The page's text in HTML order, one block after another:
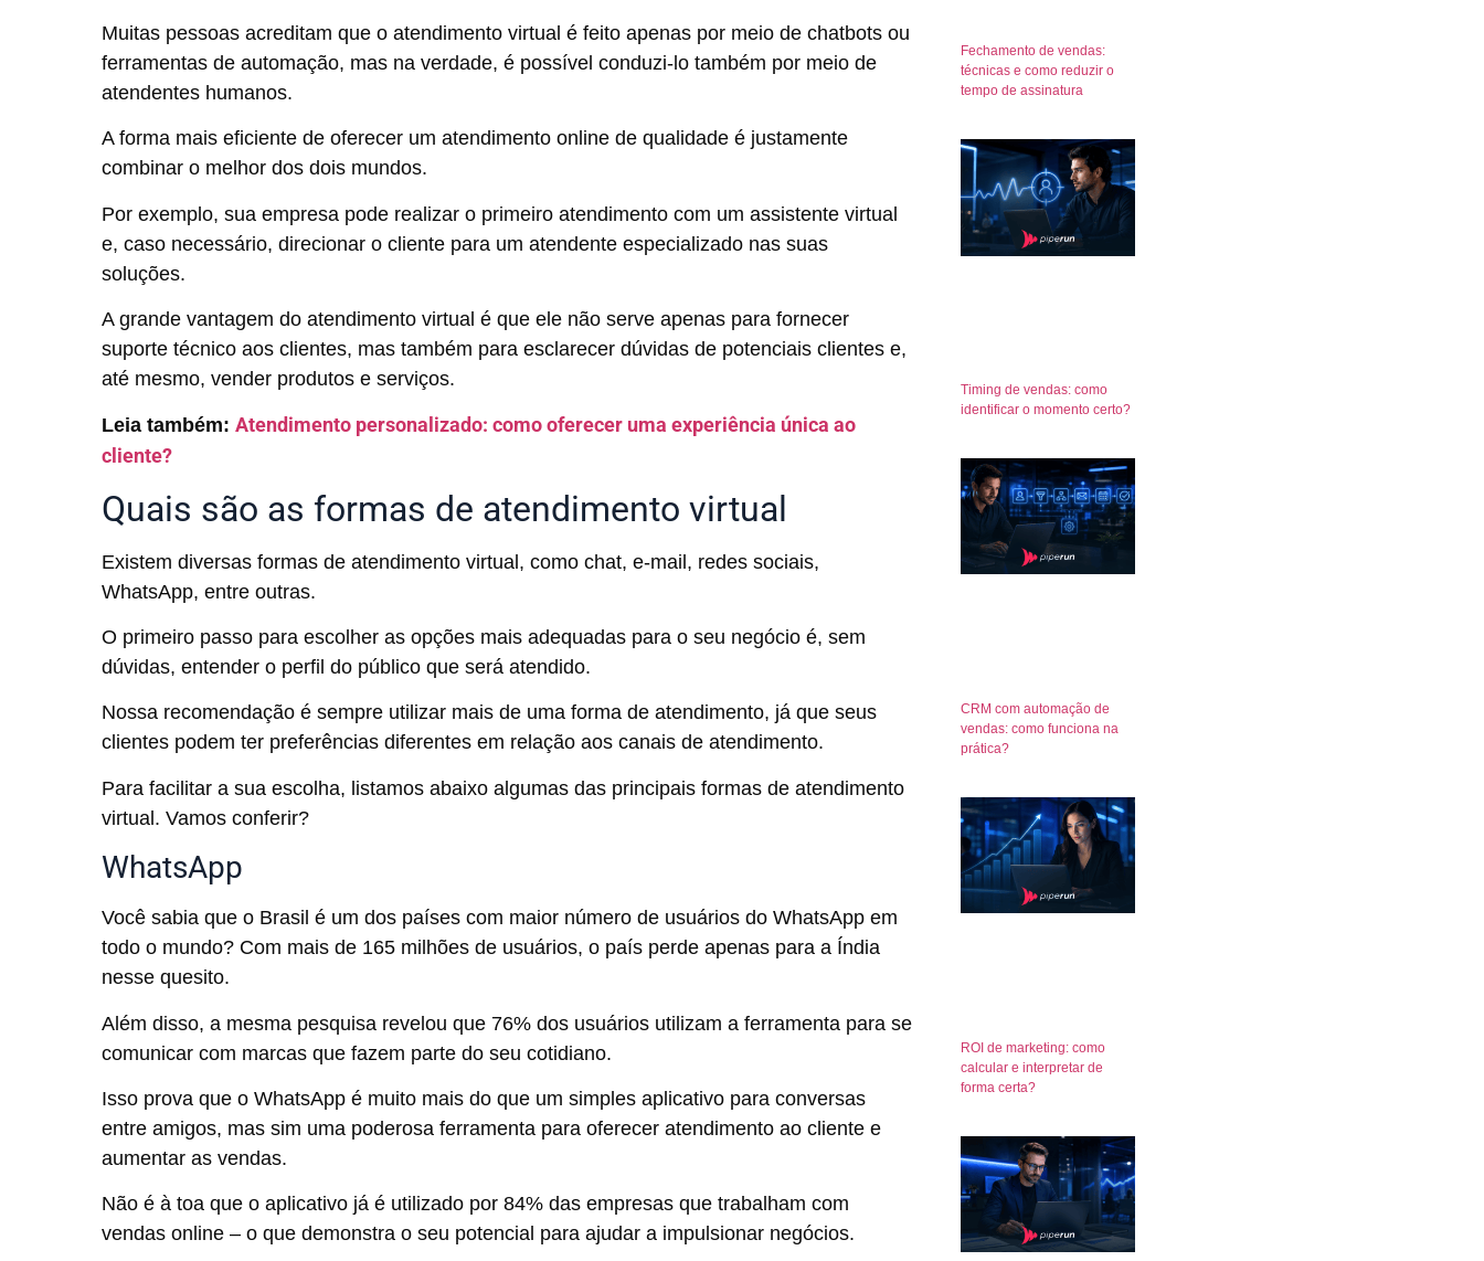
Muitas pessoas acreditam que o atendimento virtual é feito apenas por meio de chatbots ou
ferramentas de automação, mas na verdade, é possível conduzi-lo também por meio de
atendentes humanos.
A forma mais eficiente de oferecer um atendimento online de qualidade é justamente
combinar o melhor dos dois mundos.
Por exemplo, sua empresa pode realizar o primeiro atendimento com um assistente virtual
e, caso necessário, direcionar o cliente para um atendente especializado nas suas
soluções.
A grande vantagem do atendimento virtual é que ele não serve apenas para fornecer
suporte técnico aos clientes, mas também para esclarecer dúvidas de potenciais clientes e,
até mesmo, vender produtos e serviços.
Leia também: Atendimento personalizado: como oferecer uma experiência única ao
cliente?
Quais são as formas de atendimento virtual
Existem diversas formas de atendimento virtual, como chat, e-mail, redes sociais,
WhatsApp, entre outras.
O primeiro passo para escolher as opções mais adequadas para o seu negócio é, sem
dúvidas, entender o perfil do público que será atendido.
Nossa recomendação é sempre utilizar mais de uma forma de atendimento, já que seus
clientes podem ter preferências diferentes em relação aos canais de atendimento.
Para facilitar a sua escolha, listamos abaixo algumas das principais formas de atendimento
virtual. Vamos conferir?
WhatsApp
Você sabia que o Brasil é um dos países com maior número de usuários do WhatsApp em
todo o mundo? Com mais de 165 milhões de usuários, o país perde apenas para a Índia
nesse quesito.
Além disso, a mesma pesquisa revelou que 76% dos usuários utilizam a ferramenta para se
comunicar com marcas que fazem parte do seu cotidiano.
Isso prova que o WhatsApp é muito mais do que um simples aplicativo para conversas
entre amigos, mas sim uma poderosa ferramenta para oferecer atendimento ao cliente e
aumentar as vendas.
Não é à toa que o aplicativo já é utilizado por 84% das empresas que trabalham com
vendas online – o que demonstra o seu potencial para ajudar a impulsionar negócios.
Fechamento de vendas:
técnicas e como reduzir o
tempo de assinatura
Timing de vendas: como
identificar o momento certo?
CRM com automação de
vendas: como funciona na
prática?
ROI de marketing: como
calcular e interpretar de
forma certa?